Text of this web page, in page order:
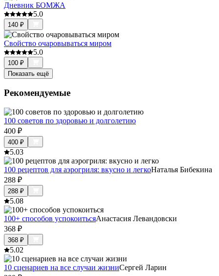
Дневник БОМЖА
5.0
140 ₽
Свойство очаровываться миром
5.0
100 ₽
Показать ещё
Рекомендуемые
100 советов по здоровью и долголетию
400 ₽
400 ₽
5.03
100 рецептов для аэрогриля: вкусно и легкоНаталья Бибекина
288 ₽
288 ₽
5.08
100+ способов успокоитьсяАнастасия Левандовски
368 ₽
368 ₽
5.02
10 сценариев на все случаи жизниСергей Ларин